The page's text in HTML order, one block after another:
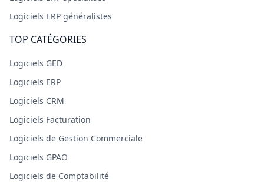
Logiciels ERP généralistes
TOP CATÉGORIES
Logiciels GED
Logiciels ERP
Logiciels CRM
Logiciels Facturation
Logiciels de Gestion Commerciale
Logiciels GPAO
Logiciels de Comptabilité